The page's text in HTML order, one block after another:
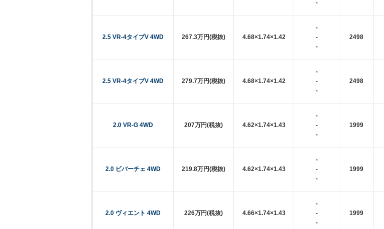
-
2.5 VR-4タイプV 4WD 267.3万円(税抜) 4.68×1.74×1.42
-
-
-
2498
2.5 VR-4タイプV 4WD 279.7万円(税抜) 4.68×1.74×1.42
-
-
-
2498
2.0 VR-G 4WD 207万円(税抜) 4.62×1.74×1.43
-
-
-
1999
2.0 ビバーチェ 4WD 219.8万円(税抜) 4.62×1.74×1.43
-
-
-
1999
2.0 ヴィエント 4WD 226万円(税抜) 4.66×1.74×1.43
-
-
-
1999